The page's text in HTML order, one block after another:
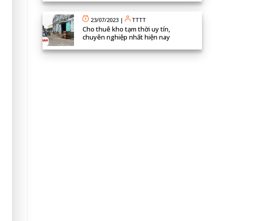
23/07/2023 | TTTT
Cho thuê kho tạm thời uy tín,
chuyên nghiệp nhất hiện nay